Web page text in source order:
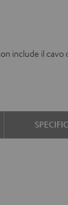
include il cavo